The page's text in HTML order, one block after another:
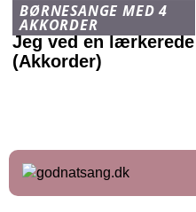
BØRNESANGE MED 4
AKKORDER
Jeg ved en lærkerede
(Akkorder)